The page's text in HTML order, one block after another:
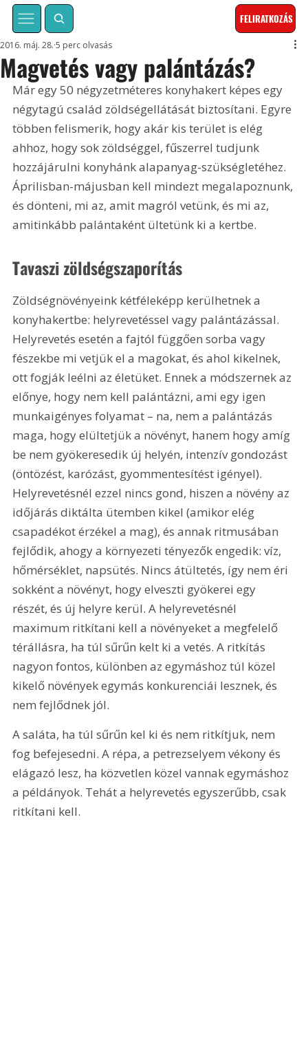
FELIRATKOZÁS
Magvetés vagy palántázás?
2016. máj. 28. 5 perc olvasás
Már egy 50 négyzetméteres konyhakert képes egy
négytagú család zöldségellátását biztosítani. Egyre
többen felismerik, hogy akár kis terület is elég
ahhoz, hogy sok zöldséggel, fűszerrel tudjunk
hozzájárulni konyhánk alapanyag-szükségletéhez.
Áprilisban-májusban kell mindezt megalapoznunk,
és dönteni, mi az, amit magról vetünk, és mi az,
amitinkább palántaként ültetünk ki a kertbe.
Tavaszi zöldségszaporítás
Zöldségnövényeink kétféleképp kerülhetnek a
konyhakertbe: helyrevetéssel vagy palántázással.
Helyrevetés esetén a fajtól függően sorba vagy
fészekbe mi vetjük el a magokat, és ahol kikelnek,
ott fogják leélni az életüket. Ennek a módszernek az
előnye, hogy nem kell palántázni, ami egy igen
munkaigényes folyamat – na, nem a palántázás
maga, hogy elültetjük a növényt, hanem hogy amíg
be nem gyökeresedik új helyén, intenzív gondozást
(öntözést, karózást, gyommentesítést igényel).
Helyrevetésnél ezzel nincs gond, hiszen a növény az
időjárás diktálta ütemben kikel (amikor elég
csapadékot érzékel a mag), és annak ritmusában
fejlődik, ahogy a környezeti tényezők engedik: víz,
hőmérséklet, napsütés. Nincs átültetés, így nem éri
sokként a növényt, hogy elveszti gyökerei egy
részét, és új helyre kerül. A helyrevetésnél
maximum ritkítani kell a növényeket a megfelelő
térállásra, ha túl sűrűn kelt ki a vetés. A ritkítás
nagyon fontos, különben az egymáshoz túl közel
kikelő növények egymás konkurenciái lesznek, és
nem fejlődnek jól.
A saláta, ha túl sűrűn kel ki és nem ritkítjuk, nem
fog befejesedni. A répa, a petrezselyem vékony és
elágazó lesz, ha közvetlen közel vannak egymáshoz
a példányok. Tehát a helyrevetés egyszerűbb, csak
ritkítani kell.